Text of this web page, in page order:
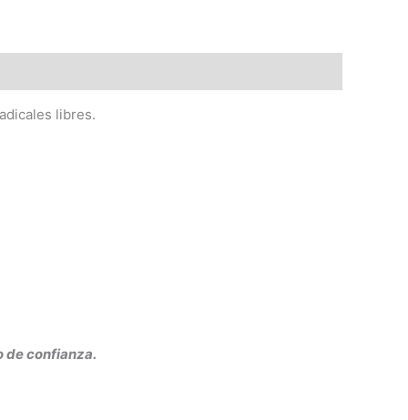
libres.
de confianza.